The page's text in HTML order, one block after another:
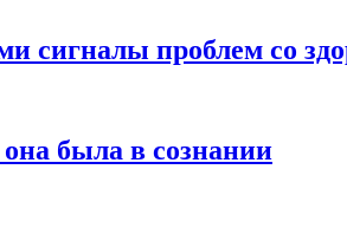
проблем со
была в сознании